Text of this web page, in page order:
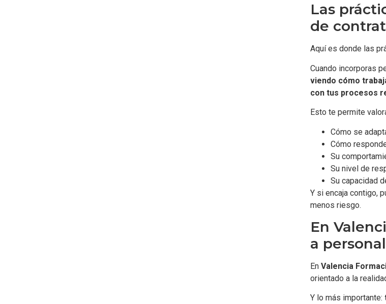
Las
de
Aquí es donde las
Cuando incorporas
viendo cómo
con tus procesos
Esto te permite
Cómo se
Cómo
Su
Su nivel de
Su capacidad
Y si encaja contigo,
menos riesgo.
En
a
En Valencia
orientado a la
Y lo más importante: